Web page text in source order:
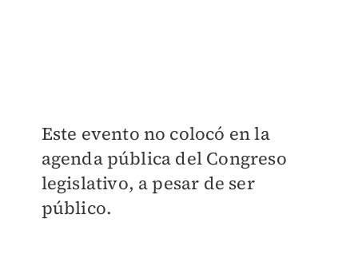
Este evento no colocó en la
agenda pública del Congreso
legislativo, a pesar de ser
público.